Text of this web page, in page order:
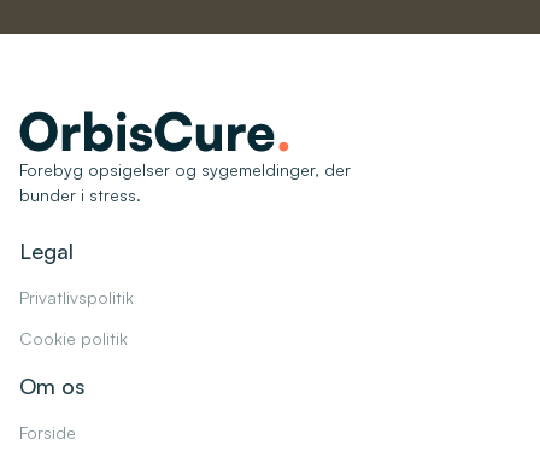
Forebyg opsigelser og sygemeldinger, der
bunder i stress.
Legal
Privatlivspolitik
Cookie politik
Om os
Forside